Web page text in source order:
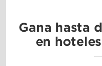
Gana hasta
en